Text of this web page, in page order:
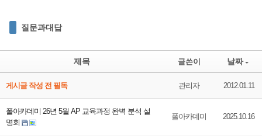
질문과대답
제목 글쓴이 날짜
게시글 작성 전 필독 관리자 2012.01.11
폴아카데미 26년 5월 AP 교육과정 완벽 분석 설
명회
폴아카데미 2025.10.16